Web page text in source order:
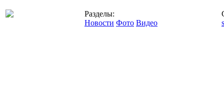
Разделы:
Новости Фото Видео